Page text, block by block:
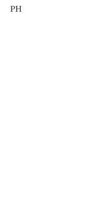
PH